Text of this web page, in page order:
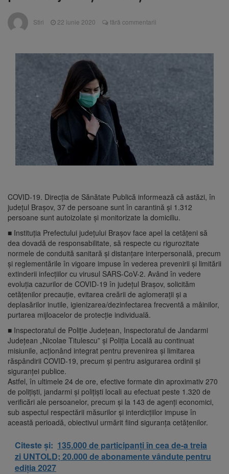
poate funcționa cel puțin încă nouă zile
10 august 2026
preventiv după atacul asupra ambulanței
în Piatra Craiului. Turist salvat de Salvamont
10 august 2026
Concert cu intrare liberă la
Făgăraș, pe 14 august. Cvartetul NaunArt
aduce pe scenă muzicieni brașoveni
Stiri 22 iunie 2020 fără commentarii
COVID-19. Direcția de Sănătate Publică informează că astăzi, în
județul Brașov, 37 de persoane sunt în carantină și 1.312
persoane sunt autoizolate și monitorizate la domiciliu.
■ Instituția Prefectului județului Brașov face apel la cetățeni să
dea dovadă de responsabilitate, să respecte cu rigurozitate
normele de conduită sanitară și distanțare interpersonală, precum
și reglementările în vigoare impuse în vederea prevenirii și limitării
extinderii infecțiilor cu virusul SARS-CoV-2. Având în vedere
evoluția cazurilor de COVID-19 în județul Brașov, solicităm
cetățenilor precauție, evitarea creării de aglomerații și a
deplasărilor inutile, igienizarea/dezinfectarea frecventă a mâinilor,
purtarea mijloacelor de protecție individuală.
■ Inspectoratul de Poliție Județean, Inspectoratul de Jandarmi
Județean „Nicolae Titulescu” și Poliția Locală au continuat
misiunile, acționând integrat pentru prevenirea și limitarea
răspândirii COVID-19, precum și pentru asigurarea ordinii și
siguranței publice.
Astfel, în ultimele 24 de ore, efective formate din aproximativ 270
de polițiști, jandarmi și polițiști locali au efectuat peste 1.320 de
verificări ale persoanelor, precum și la 143 de agenți economici,
sub aspectul respectării măsurilor și interdicțiilor impuse în
această perioadă, obiectivul urmărit fiind siguranța cetățenilor.
Citeste și: 135.000 de participanți în cea de-a treia
zi UNTOLD; 20.000 de abonamente vândute pentru
ediția 2027